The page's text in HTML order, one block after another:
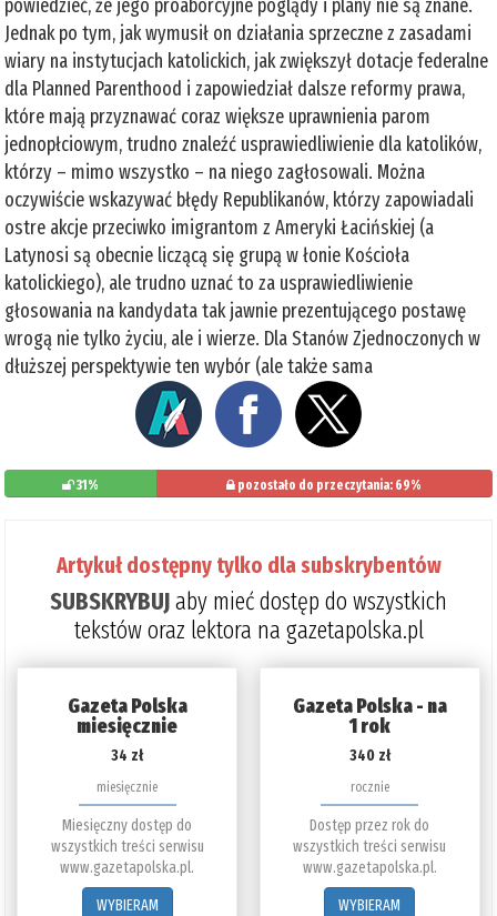
powiedzieć, że jego proaborcyjne poglądy i plany nie są znane.
Jednak po tym, jak wymusił on działania sprzeczne z zasadami
wiary na instytucjach katolickich, jak zwiększył dotacje federalne
dla Planned Parenthood i zapowiedział dalsze reformy prawa,
które mają przyznawać coraz większe uprawnienia parom
jednopłciowym, trudno znaleźć usprawiedliwienie dla katolików,
którzy – mimo wszystko – na niego zagłosowali. Można
oczywiście wskazywać błędy Republikanów, którzy zapowiadali
ostre akcje przeciwko imigrantom z Ameryki Łacińskiej (a
Latynosi są obecnie liczącą się grupą w łonie Kościoła
katolickiego), ale trudno uznać to za usprawiedliwienie
głosowania na kandydata tak jawnie prezentującego postawę
wrogą nie tylko życiu, ale i wierze. Dla Stanów Zjednoczonych w
dłuższej perspektywie ten wybór (ale także sama
31% pozostało do przeczytania: 69%
Artykuł dostępny tylko dla subskrybentów
SUBSKRYBUJaby mieć dostęp do wszystkich
tekstów oraz lektora na gazetapolska.pl
Gazeta Polska
miesięcznie
34 zł
miesięcznie
Miesięczny dostęp do
wszystkich treści serwisu
www.gazetapolska.pl.
WYBIERAM
Gazeta Polska - na
1 rok
340 zł
rocznie
Dostęp przez rok do
wszystkich treści serwisu
www.gazetapolska.pl.
WYBIERAM